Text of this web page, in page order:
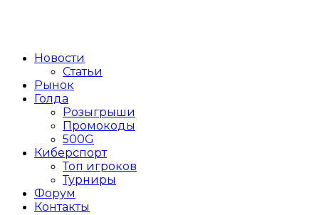
Новости
Статьи
Рынок
Голда
Розыгрыши
Промокоды
500G
Киберспорт
Топ игроков
Турниры
Форум
Контакты